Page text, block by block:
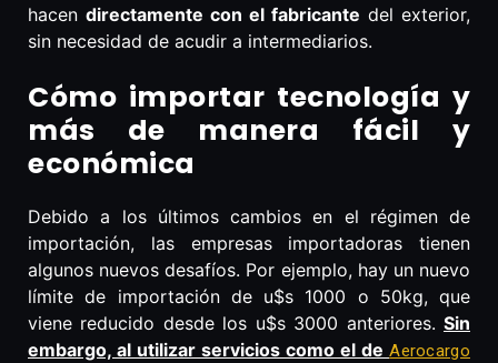
hacen directamente con el fabricante del exterior,
sin necesidad de acudir a intermediarios.
Cómo importar tecnología y
más de manera fácil y
económica
Debido a los últimos cambios en el régimen de
importación, las empresas importadoras tienen
algunos nuevos desafíos. Por ejemplo, hay un nuevo
límite de importación de u$s 1000 o 50kg, que
viene reducido desde los u$s 3000 anteriores. Sin
embargo, al utilizar servicios como el deAerocargo